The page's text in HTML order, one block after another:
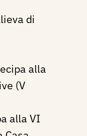
di
alla
(V
alla VI